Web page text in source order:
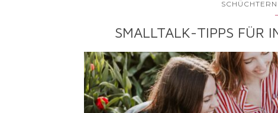
SMALLTALK-TIPPS FÜR